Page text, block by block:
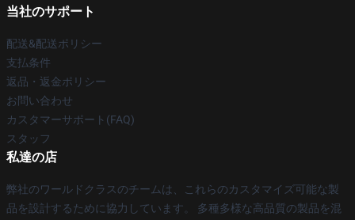
当社のサポート
配送&配送ポリシー
支払条件
返品・返金ポリシー
お問い合わせ
カスタマーサポート(FAQ)
スタッフ
私達の店
弊社のワールドクラスのチームは、これらのカスタマイズ可能な製
品を設計するために協力しています。 多種多様な高品質の製品を混